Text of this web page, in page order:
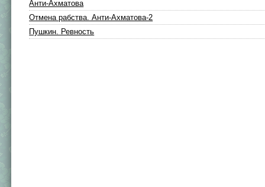
Анти-Ахматова
Отмена рабства. Анти-Ахматова-2
Пушкин. Ревность